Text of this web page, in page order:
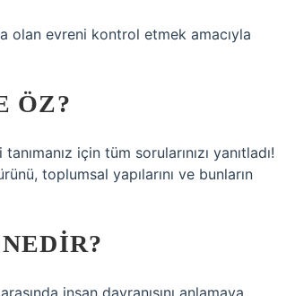
olan evreni kontrol etmek amacıyla
ÖZ?
için tüm sorularınızı yanıtladı!
toplumsal yapılarını ve bunların
insan davranışını anlamaya